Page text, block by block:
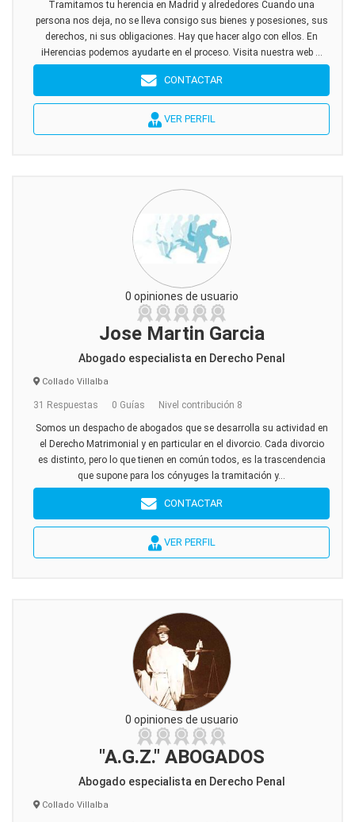
Tramitamos tu herencia en Madrid y alrededores Cuando una
persona nos deja, no se lleva consigo sus bienes y posesiones, sus
derechos, ni sus obligaciones. Hay que hacer algo con ellos. En
iHerencias podemos ayudarte en el proceso. Visita nuestra web ...
CONTACTAR
VER PERFIL
0 opiniones de usuario
Jose Martin Garcia
Abogado especialista en Derecho Penal
Collado Villalba
31 Respuestas 0 Guías Nivel contribución 8
Somos un despacho de abogados que se desarrolla su actividad en
el Derecho Matrimonial y en particular en el divorcio. Cada divorcio
es distinto, pero lo que tienen en común todos, es la trascendencia
que supone para los cónyuges la tramitación y...
CONTACTAR
VER PERFIL
0 opiniones de usuario
"A.G.Z." ABOGADOS
Abogado especialista en Derecho Penal
Collado Villalba